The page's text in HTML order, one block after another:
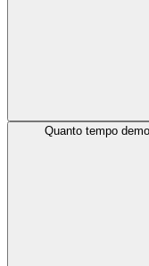
Quanto tempo